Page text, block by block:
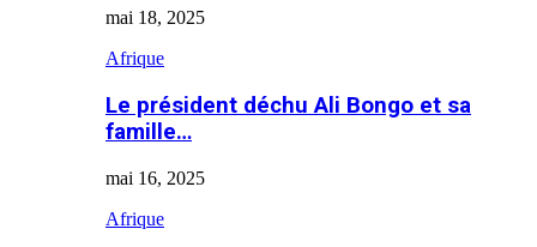
mai 18, 2025
Afrique
Le président déchu Ali Bongo et sa
famille…
mai 16, 2025
Afrique